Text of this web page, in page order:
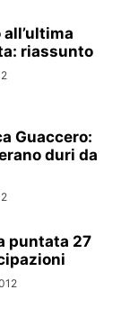
riassunto
Guaccero:
duri da
puntata 27